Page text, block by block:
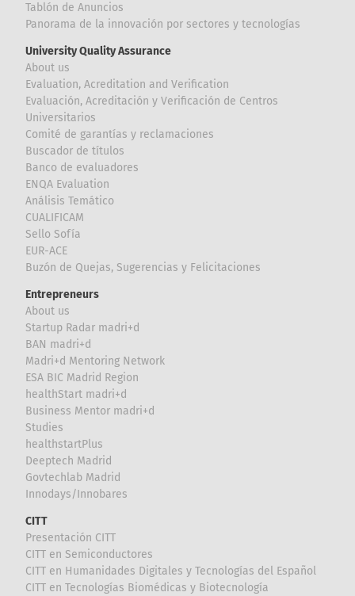
Tablón de Anuncios
Panorama de la innovación por sectores y tecnologías
University Quality Assurance
About us
Evaluation, Acreditation and Verification
Evaluación, Acreditación y Verificación de Centros
Universitarios
Comité de garantías y reclamaciones
Buscador de títulos
Banco de evaluadores
ENQA Evaluation
Análisis Temático
CUALIFICAM
Sello Sofía
EUR-ACE
Buzón de Quejas, Sugerencias y Felicitaciones
Entrepreneurs
About us
Startup Radar madri+d
BAN madri+d
Madri+d Mentoring Network
ESA BIC Madrid Region
healthStart madri+d
Business Mentor madri+d
Studies
healthstartPlus
Deeptech Madrid
Govtechlab Madrid
Innodays/Innobares
CITT
Presentación CITT
CITT en Semiconductores
CITT en Humanidades Digitales y Tecnologías del Español
CITT en Tecnologías Biomédicas y Biotecnología